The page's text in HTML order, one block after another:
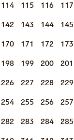
114 115 116 117
142 143 144 145
170 171 172 173
198 199 200 201
226 227 228 229
254 255 256 257
282 283 284 285